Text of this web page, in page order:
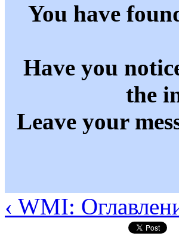
You have
Have you
the
Leave your
‹ WMI: